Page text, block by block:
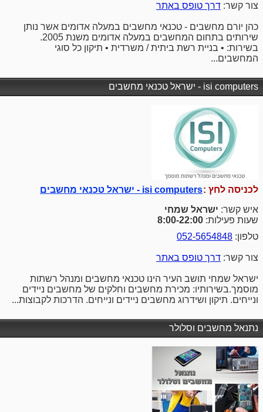
צור קשר: דרך טופס באתר
כהן יורם מחשבים - טכנאי מחשבים במעלה אדומים אשר נותן
שירותים בתחום המחשבים במעלה אדומים משנת 2005.
בשירות: • בניית רשת ביתית / משרדית • תיקון כל סוגי
המחשבים...
isi computers - ישראל טכנאי מחשבים
לכניסה לחץ :isi computers - ישראל טכנאי מחשבים
איש קשר: ישראל שמחי
שעות פעילות: 8:00-22:00
טלפון: 052-5654848
צור קשר: דרך טופס באתר
ישראל שמחי תושב העיר הינו טכנאי מחשבים ומנהל רשתות
מוסמך.בשירותיו: מכירת מחשבים וחלקים של מחשבים ניידים
ונייחים. תיקון ושידרוג מחשבים ניידים ונייחים. הדרכות לקבוצות...
נתנאל מחשבים וסלולר